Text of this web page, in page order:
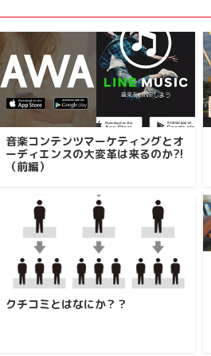
音楽コンテンツマーケティングとオ
ーディエンスの大変革は来るのか?!
（前編）
クチコミとはなにか？？